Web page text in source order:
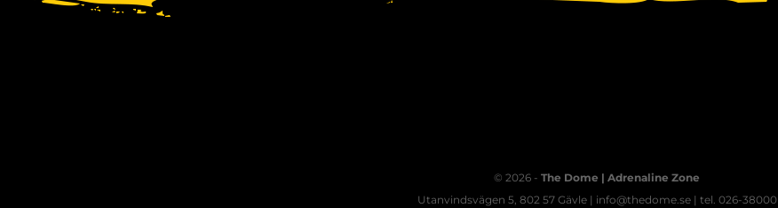
© 2026 - The Dome | Adrenaline Zone
Utanvindsvägen 5, 802 57 Gävle | info@thedome.se | tel. 026-38000